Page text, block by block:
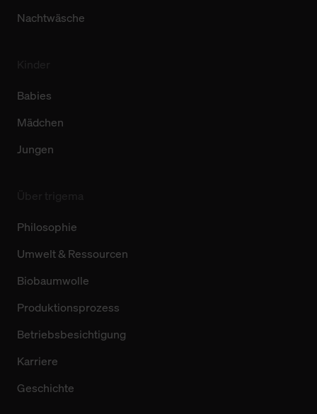
Nachtwäsche
Babies
Mädchen
Jungen
Philosophie
Umwelt & Ressourcen
Biobaumwolle
Produktionsprozess
Betriebsbesichtigung
Karriere
Geschichte